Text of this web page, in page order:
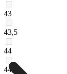
43
43,5
44
44,5